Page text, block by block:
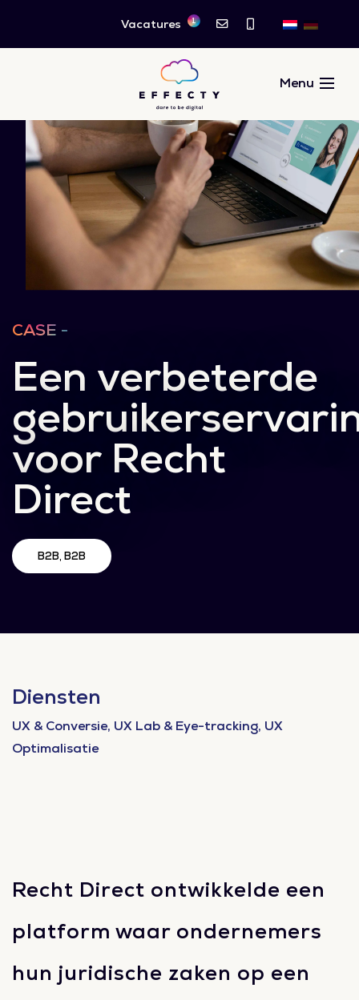
Vacatures 1
CASE -
Een verbeterde
voor Recht
Direct
B2B, B2B
Diensten
UX & Conversie, UX Lab & Eye-tracking, UX
Optimalisatie
Recht Direct ontwikkelde een
platform waar ondernemers
hun juridische zaken op een